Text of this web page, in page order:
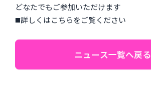
どなたでもご参加いただけます
◼️詳しくはこちらをご覧ください
ニュース一覧へ戻る